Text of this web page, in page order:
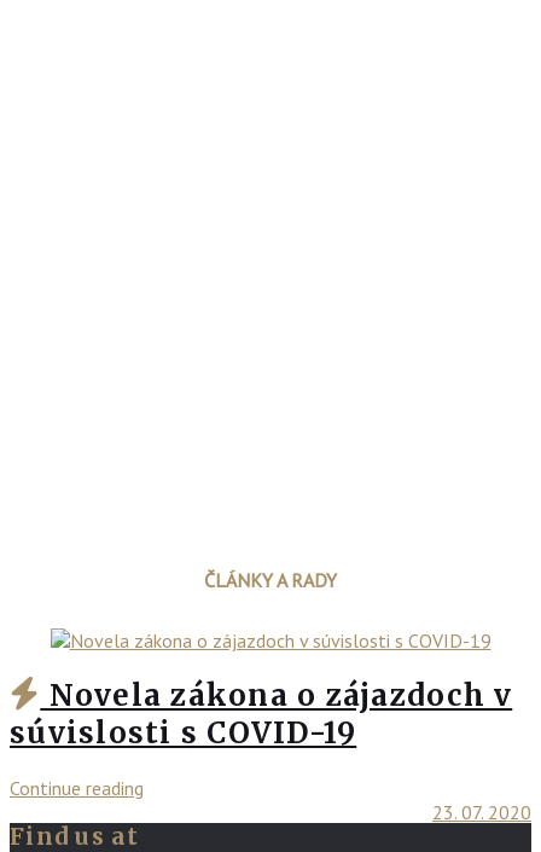
ČLÁNKY A RADY
Novela zákona o zájazdoch v
súvislosti s COVID-19
Continue reading
23. 07. 2020
Find us at